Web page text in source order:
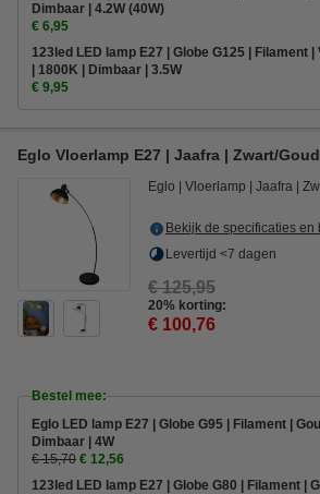
Dimbaar | 4.2W (40W)
€ 6,95
123led LED lamp E27 | Globe G125 | Filament |
| 1800K | Dimbaar | 3.5W
€ 9,95
Eglo Vloerlamp E27 | Jaafra | Zwart/Goud
Eglo Vloerlamp Jaafra
Bekijk de specificaties en
Levertijd <7 dagen
€ 125,95
20% korting:
€ 100,76
Bestel mee:
Eglo LED lamp E27 | Globe G95 | Filament |
Dimbaar | 4W
€ 15,70 € 12,56
123led LED lamp E27 | Globe G80 | Filament |